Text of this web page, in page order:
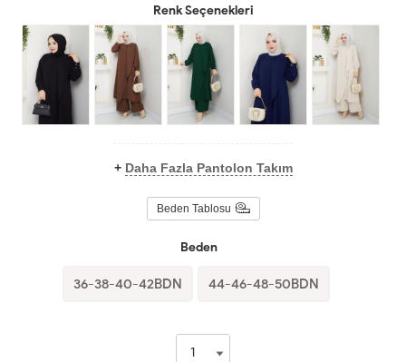
Renk Seçenekleri
+ Daha Fazla Pantolon Takım
Beden Tablosu
Beden
36-38-40-42BDN 44-46-48-50BDN